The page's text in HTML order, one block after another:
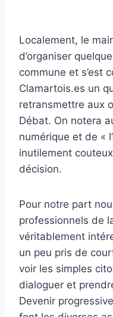
Localement, le
d’organiser
commune et s’est
Clamartois.es un
retransmettre aux
Débat. On notera
numérique et de «
inutilement
décision.
Pour notre part
professionnels de
véritablement
un peu pris de
voir les simples
dialoguer et
Devenir